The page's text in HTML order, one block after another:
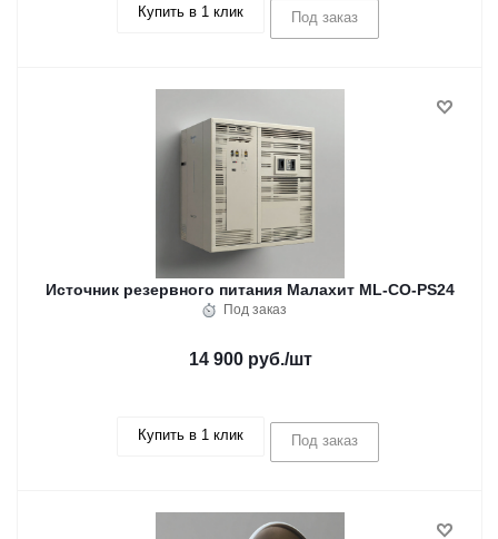
Купить в 1 клик Под заказ
Источник резервного питания Малахит ML-CO-PS24
Под заказ
14 900 руб./шт
Купить в 1 клик Под заказ